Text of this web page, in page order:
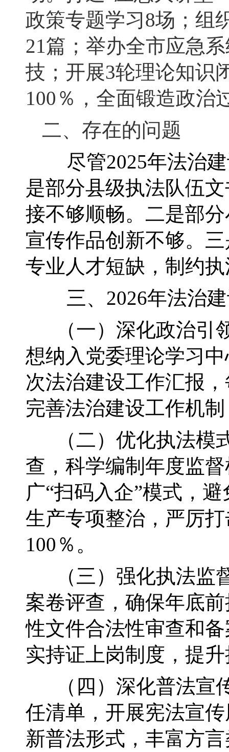
政策专题学习8场；组
21篇；举办全市应急
技；开展3轮理论知识
100％，全面锻造政治
二、存在的问题
尽管2025年法治建
是部分县级执法队伍
接不够顺畅。二是部
宣传作品创新不够。
专业人才短缺，制约
三、2026年法治建
（一）深化政治引
想纳入党委理论学习
次法治建设工作汇报
完善法治建设工作机
（二）优化执法模
查，科学编制年度监
广“扫码入企”模式，
生产专项整治，严厉
100％。
（三）强化执法监
案卷评查，确保年底
性文件合法性审查和
实持证上岗制度，提
（四）深化普法宣
任清单，开展宪法宣
新普法形式，丰富方